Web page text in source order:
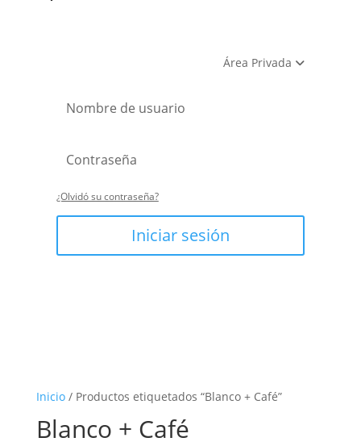
Área Privada
¿Olvidó su contraseña?
Iniciar sesión
Inicio/ Productos etiquetados “Blanco + Café”
Blanco + Café